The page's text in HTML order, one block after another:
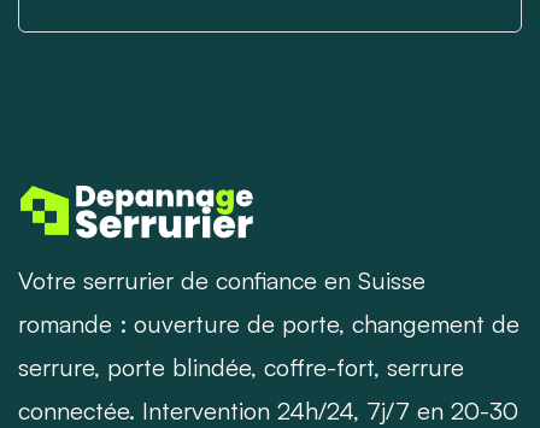
Votre serrurier de confiance en Suisse
romande : ouverture de porte, changement de
serrure, porte blindée, coffre-fort, serrure
connectée. Intervention 24h/24, 7j/7 en 20-30